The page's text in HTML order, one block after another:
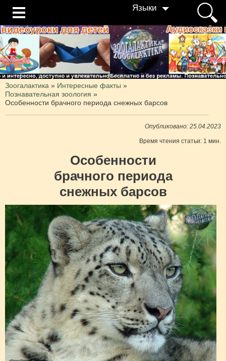
Языки
Зоогалактика » Интересные факты »
Познавательная зоология »
Особенности брачного периода снежных барсов
Опубликовано: 25.04.2023
Время чтения статьи: 1 мин.
Особенности
брачного периода
снежных барсов